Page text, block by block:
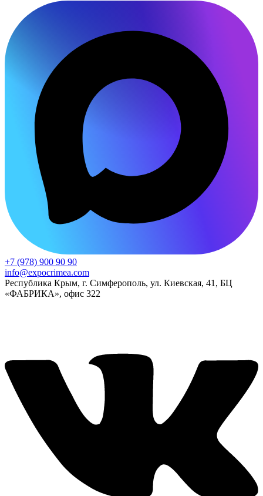
+7 (978) 900 90 90
info@expocrimea.com
Республика Крым, г. Симферополь, ул. Киевская, 41, БЦ
«ФАБРИКА», офис 322